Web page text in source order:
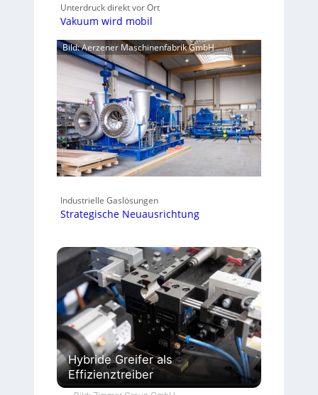
Unterdruck direkt vor Ort
Vakuum wird mobil
Bild: Aerzener Maschinenfabrik GmbH
Industrielle Gaslösungen
Strategische Neuausrichtung
Hybride Greifer als
Effizienztreiber